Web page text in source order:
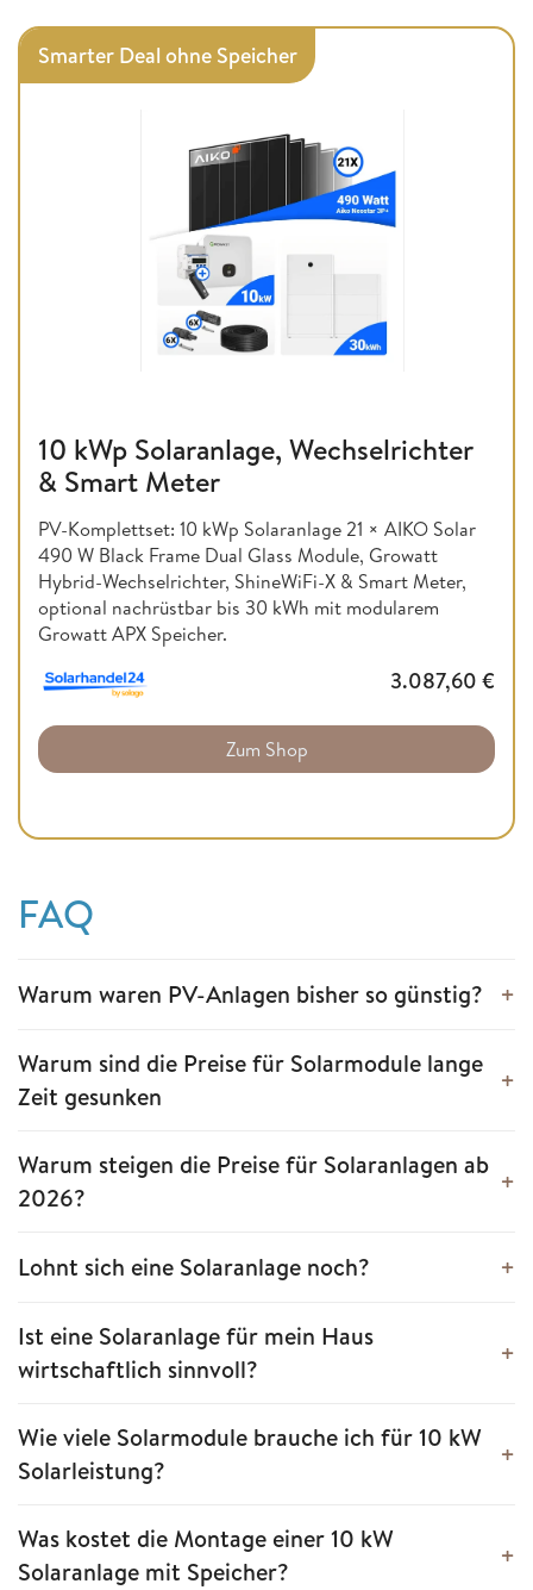
Smarter Deal ohne Speicher
10 kWp Solaranlage, Wechselrichter
& Smart Meter
PV-Komplettset: 10 kWp Solaranlage 21 × AIKO Solar
490 W Black Frame Dual Glass Module, Growatt
Hybrid-Wechselrichter, ShineWiFi-X & Smart Meter,
optional nachrüstbar bis 30 kWh mit modularem
Growatt APX Speicher.
3.087,60 €
Zum Shop
FAQ
Warum waren PV-Anlagen bisher so günstig?
Warum sind die Preise für Solarmodule lange
Zeit gesunken
Warum steigen die Preise für Solaranlagen ab
2026?
Lohnt sich eine Solaranlage noch?
Ist eine Solaranlage für mein Haus
wirtschaftlich sinnvoll?
Wie viele Solarmodule brauche ich für 10 kW
Solarleistung?
Was kostet die Montage einer 10 kW
Solaranlage mit Speicher?